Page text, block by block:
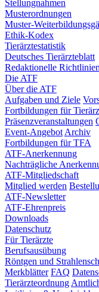
Stellungnahmen
Musterordnungen
Muster-
Ethik-Kodex
Tierärztestatistik
Deutsches Tierärzteblatt
Redaktionelle Richtlinien
Die ATF
Über die ATF
Aufgaben und Ziele
Fortbildungen für
Präsenzveranstaltungen
Event-Angebot Archiv
Fortbildungen für TFA
ATF-Anerkennung
Nachträgliche
ATF-Mitgliedschaft
Mitglied werden
ATF-Newsletter
ATF-Ehrenpreis
Downloads
Datenschutz
Für Tierärzte
Berufsausübung
Röntgen und
Merkblätter FAQ
Tierärzteordnung